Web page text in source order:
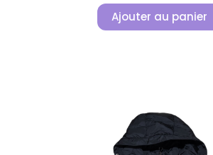
Ajouter au panier